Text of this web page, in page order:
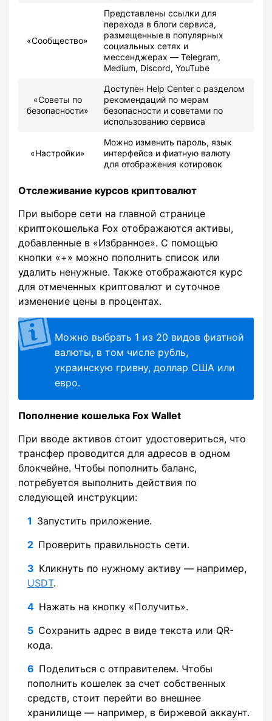
«Сообщество»
Представлены ссылки для
перехода в блоги сервиса,
размещенные в популярных
социальных сетях и
мессенджерах — Telegram,
Medium, Discord, YouTube
«Советы по
безопасности»
Доступен Help Center с разделом
рекомендаций по мерам
безопасности и советами по
использованию сервиса
«Настройки»
Можно изменить пароль, язык
интерфейса и фиатную валюту
для отображения котировок
Отслеживание курсов криптовалют
При выборе сети на главной странице
криптокошелька Fox отображаются активы,
добавленные в «Избранное». С помощью
кнопки «+» можно пополнить список или
удалить ненужные. Также отображаются курс
для отмеченных криптовалют и суточное
изменение цены в процентах.
Можно выбрать 1 из 20 видов фиатной
валюты, в том числе рубль,
украинскую гривну, доллар США или
евро.
Пополнение кошелька Fox Wallet
При вводе активов стоит удостовериться, что
трансфер проводится для адресов в одном
блокчейне. Чтобы пополнить баланс,
потребуется выполнить действия по
следующей инструкции:
Запустить приложение.
Проверить правильность сети.
Кликнуть по нужному активу — например,
USDT.
Нажать на кнопку «Получить».
Сохранить адрес в виде текста или QR-
кода.
Поделиться с отправителем. Чтобы
пополнить кошелек за счет собственных
средств, стоит перейти во внешнее
хранилище — например, в биржевой аккаунт.